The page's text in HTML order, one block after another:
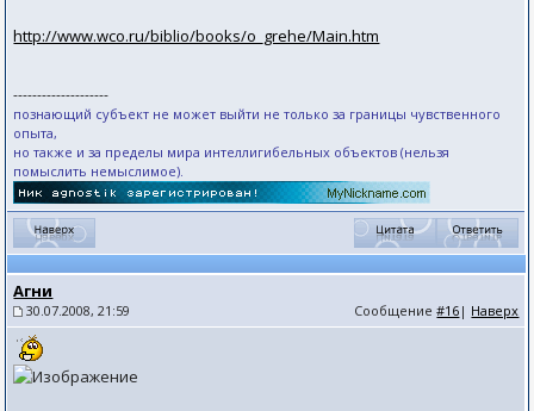
http://www.wco.ru/biblio/books/o_grehe/Main.htm
--------------------
познающий субъект не может выйти не только за границы чувственного
опыта,
но также и за пределы мира интеллигибельных объектов (нельзя
помыслить немыслимое).
Агни
30.07.2008, 21:59 Сообщение#16 | Наверх